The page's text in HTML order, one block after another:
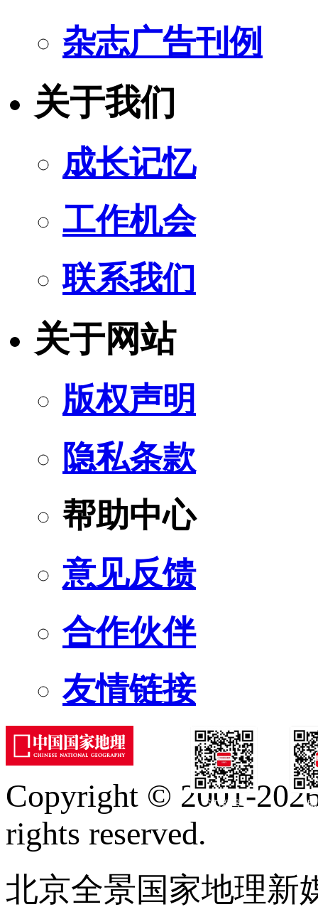
杂志广告刊例
关于我们
成长记忆
工作机会
联系我们
关于网站
版权声明
隐私条款
帮助中心
意见反馈
合作伙伴
友情链接
订阅号
Copyright © 2001-
rights reserved.
北京全景国家地理新